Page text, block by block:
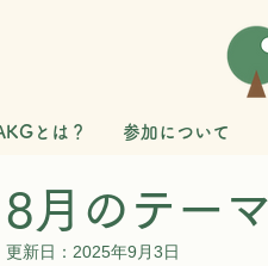
とは？ 参加について
8月のテー
更新日： 2025年9月3日